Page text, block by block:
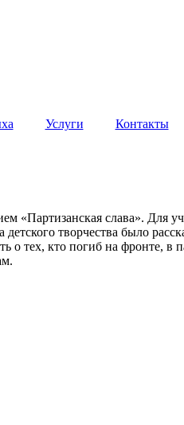
Услуги Контакты
«Партизанская слава». Для
творчества было
о тех, кто погиб на фронте, в